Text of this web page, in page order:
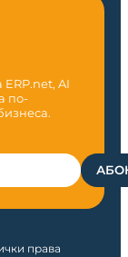
AI
по-
права